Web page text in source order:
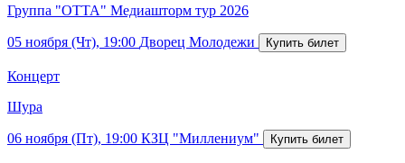
Группа "ОТТА" Медиашторм тур 2026
05 ноября (Чт), 19:00 Дворец Молодежи
Концерт
Шура
06 ноября (Пт), 19:00 КЗЦ "Миллениум"